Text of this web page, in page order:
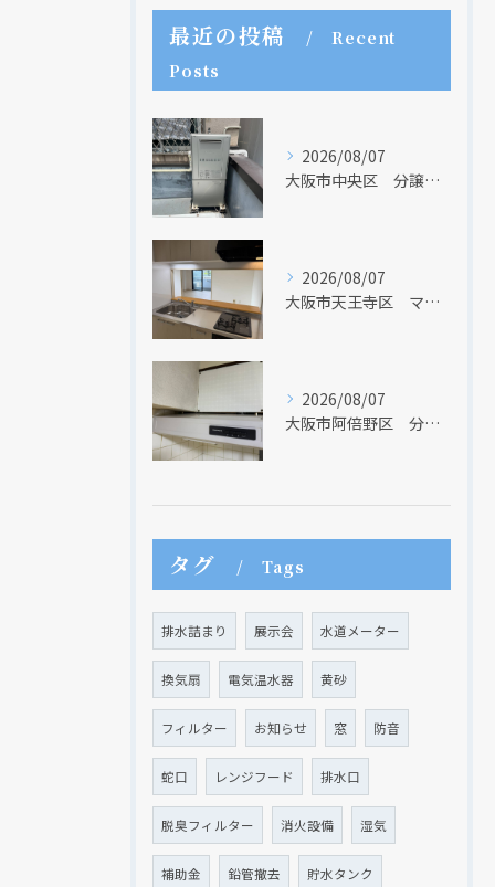
最近の投稿
Recent
Posts
2026/08/07
大阪市中央区 分譲マンションの給湯器取替リフォーム工事 UV除菌機能搭載給湯器
2026/08/07
大阪市天王寺区 マンションのキッチン取替及び内装リフォーム工事 クリナップ
2026/08/07
大阪市阿倍野区 分譲マンションのレンジフード取替リフォーム工事 タカラスタンダード
タグ Tags
排水詰まり 展示会 水道メーター
換気扇 電気温水器 黄砂
フィルター お知らせ 窓 防音
蛇口 レンジフード 排水口
脱臭フィルター 消火設備 湿気
補助金 鉛管撤去 貯水タンク